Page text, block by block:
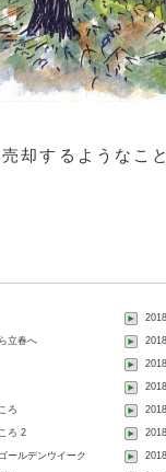
却するようなこ
立春へ
ろ
ろ 2
ールデンウイーク